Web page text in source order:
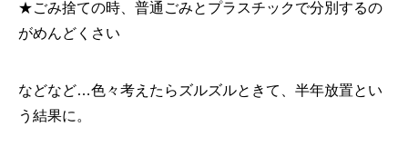
★ごみ捨ての時、普通ごみとプラスチックで分別するの
がめんどくさい
などなど…色々考えたらズルズルときて、半年放置とい
う結果に。